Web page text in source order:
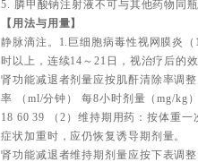
5. 膦甲酸钠注射液不可与其他药物同瓶
【用法与用量】
静脉滴注。1.巨细胞病毒性视网膜炎
时以上，连续14～21日，视治疗后的
肾功能减退者剂量应按肌酐清除率调
率 （ml/分钟） 每8小时剂量（mg/kg
18 60 39 （2）维持期用药：按体重
症状加重时，应仍恢复诱导期剂量。
肾功能减退者维持期剂量应按下表调